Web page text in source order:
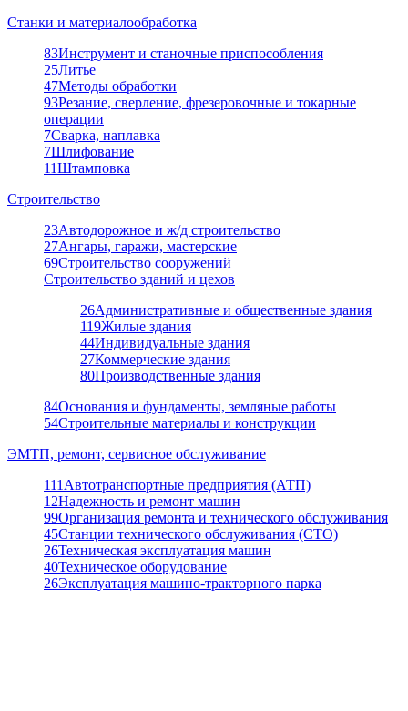
Станки и материалообработка
83Инструмент и станочные приспособления
25Литье
47Методы обработки
93Резание, сверление, фрезеровочные и токарные
операции
7Сварка, наплавка
7Шлифование
11Штамповка
Строительство
23Автодорожное и ж/д строительство
27Ангары, гаражи, мастерские
69Строительство сооружений
Строительство зданий и цехов
26Административные и общественные здания
119Жилые здания
44Индивидуальные здания
27Коммерческие здания
80Производственные здания
84Основания и фундаменты, земляные работы
54Строительные материалы и конструкции
ЭМТП, ремонт, сервисное обслуживание
111 Автотранспортные предприятия (АТП)
12Надежность и ремонт машин
99Организация ремонта и технического обслуживания
45Станции технического обслуживания (СТО)
26Техническая эксплуатация машин
40Техническое оборудование
26Эксплуатация машино-тракторного парка